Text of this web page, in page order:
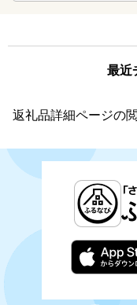
最近
返礼品詳細ページの